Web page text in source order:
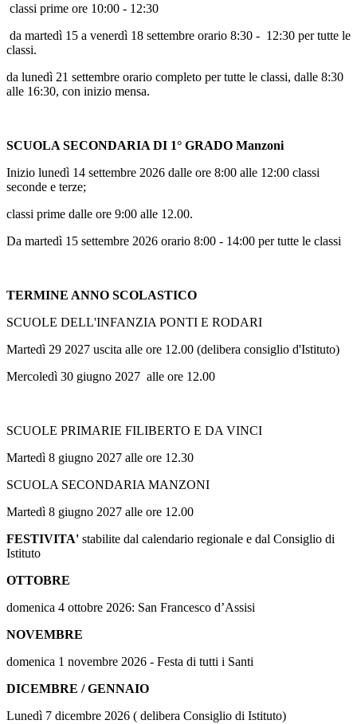
classi prime ore 10:00 - 12:30
da martedì 15 a venerdì 18 settembre orario 8:30 - 12:30 per tutte le
classi.
da lunedì 21 settembre orario completo per tutte le classi, dalle 8:30
alle 16:30, con inizio mensa.
SCUOLA SECONDARIA DI 1° GRADO Manzoni
Inizio lunedì 14 settembre 2026 dalle ore 8:00 alle 12:00 classi
seconde e terze;
classi prime dalle ore 9:00 alle 12.00.
Da martedì 15 settembre 2026 orario 8:00 - 14:00 per tutte le classi
TERMINE ANNO SCOLASTICO
SCUOLE DELL'INFANZIA PONTI E RODARI
Martedì 29 2027 uscita alle ore 12.00 (delibera consiglio d'Istituto)
Mercoledì 30 giugno 2027 alle ore 12.00
SCUOLE PRIMARIE FILIBERTO E DA VINCI
Martedì 8 giugno 2027 alle ore 12.30
SCUOLA SECONDARIA MANZONI
Martedì 8 giugno 2027 alle ore 12.00
FESTIVITA' stabilite dal calendario regionale e dal Consiglio di
Istituto
OTTOBRE
domenica 4 ottobre 2026: San Francesco d’Assisi
NOVEMBRE
domenica 1 novembre 2026 - Festa di tutti i Santi
DICEMBRE / GENNAIO
Lunedì 7 dicembre 2026 ( delibera Consiglio di Istituto)